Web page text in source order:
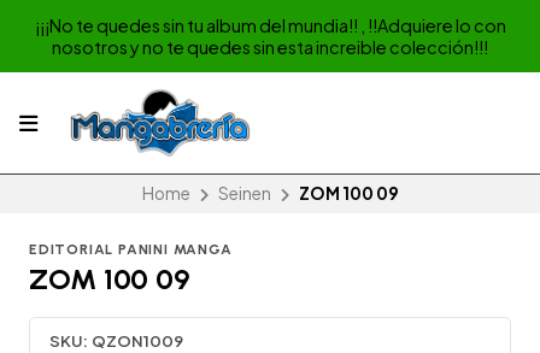
¡¡¡No te quedes sin tu album del mundia!! , !!Adquiere lo con
nosotros y no te quedes sin esta increible colección!!!
Home Seinen ZOM 100 09
EDITORIAL PANINI MANGA
ZOM 100 09
SKU: QZON1009